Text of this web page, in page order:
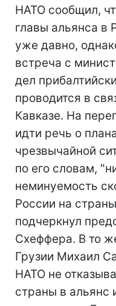
НАТО сообщил,
главы альянса в
уже давно,
встреча с
дел
проводится в
Кавказе. На
идти речь о
чрезвычайной
по его словам,
неминуемость
России на
подчеркнул
Схеффера. В то
Грузии Михаил
НАТО не
страны в альянс